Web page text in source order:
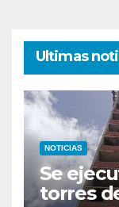
Ultimas
NOTICIAS
Se
torres